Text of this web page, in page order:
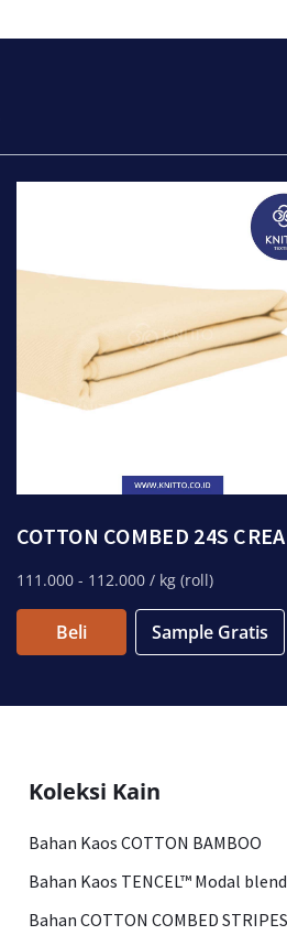
COTTON COMBED 24S
111.000 - 112.000 / kg (roll)
Beli Sample Gratis
Koleksi Kain
Bahan Kaos COTTON BAMBOO
Bahan Kaos TENCEL™ Modal
Bahan COTTON COMBED STRIPES